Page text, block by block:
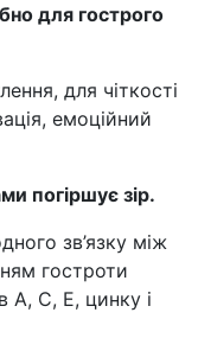
для гострого
для чіткості
емоційний
погіршує зір.
зв’язку між
гостроти
А, С, Е, цинку і